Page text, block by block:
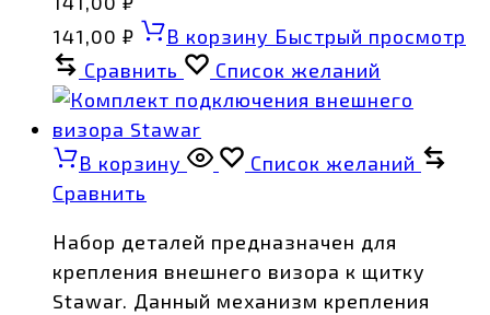
141,00 ₽ В корзину Быстрый просмотр
Сравнить
Список желаний
В корзину
Список желаний
Сравнить
Набор деталей предназначен для
крепления внешнего визора к щитку
Stawar. Данный механизм крепления